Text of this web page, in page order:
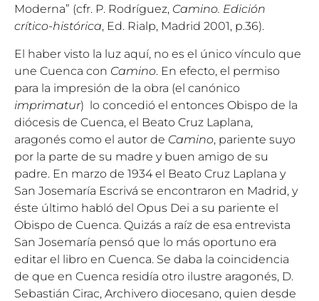
Moderna” (cfr. P. Rodríguez, Camino. Edición
crítico-histórica, Ed. Rialp, Madrid 2001, p.36).
El haber visto la luz aquí, no es el único vínculo que
une Cuenca con Camino. En efecto, el permiso
para la impresión de la obra (el canónico
imprimatur) lo concedió el entonces Obispo de la
diócesis de Cuenca, el Beato Cruz Laplana,
aragonés como el autor de Camino, pariente suyo
por la parte de su madre y buen amigo de su
padre. En marzo de 1934 el Beato Cruz Laplana y
San Josemaría Escrivá se encontraron en Madrid, y
éste último habló del Opus Dei a su pariente el
Obispo de Cuenca. Quizás a raíz de esa entrevista
San Josemaría pensó que lo más oportuno era
editar el libro en Cuenca. Se daba la coincidencia
de que en Cuenca residía otro ilustre aragonés, D.
Sebastián Cirac, Archivero diocesano, quien desde